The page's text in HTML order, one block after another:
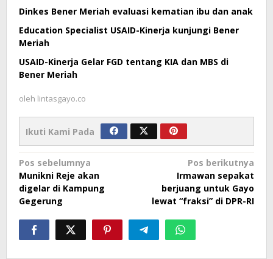
Dinkes Bener Meriah evaluasi kematian ibu dan anak
Education Specialist USAID-Kinerja kunjungi Bener
Meriah
USAID-Kinerja Gelar FGD tentang KIA dan MBS di
Bener Meriah
oleh lintasgayo.co
Ikuti Kami Pada
Navigasi
pos
Pos sebelumnya
Munikni Reje akan
digelar di Kampung
Gegerung
Pos berikutnya
Irmawan sepakat
berjuang untuk Gayo
lewat “fraksi” di DPR-RI